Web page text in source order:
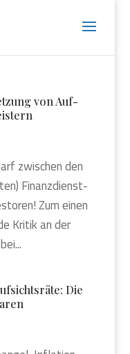
von Auf­
zwi­schen den
Finanz­dienst­
Zum einen
Kri­tik an der
Die